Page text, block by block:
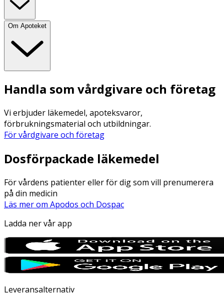
Om Apoteket
Handla som vårdgivare och företag
Vi erbjuder läkemedel, apoteksvaror,
förbrukningsmaterial och utbildningar.
För vårdgivare och företag
Dosförpackade läkemedel
För vårdens patienter eller för dig som vill prenumerera
på din medicin
Läs mer om Apodos och Dospac
Ladda ner vår app
Leveransalternativ